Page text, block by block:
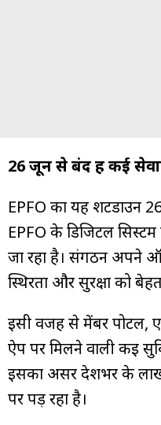
26 जून से बंद हैं कई
EPFO का यह शटडाउन
EPFO के डिजिटल
जा रहा है। संगठन अपने
स्थिरता और सुरक्षा को
इसी वजह से मेंबर पोर्टल,
ऐप पर मिलने वाली कई
इसका असर देशभर के
पर पड़ रहा है।